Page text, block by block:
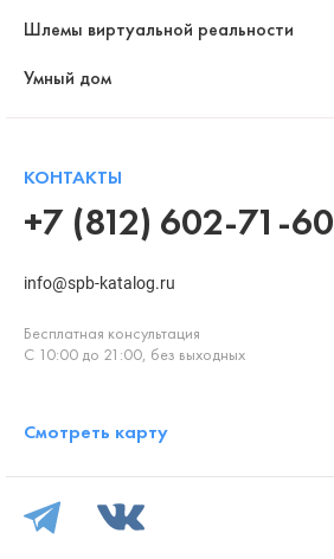
Шлемы виртуальной реальности
Умный дом
КОНТАКТЫ
+7 (812) 602-71-60
info@spb-katalog.ru
Бесплатная консультация
С 10:00 до 21:00, без выходных
Смотреть карту